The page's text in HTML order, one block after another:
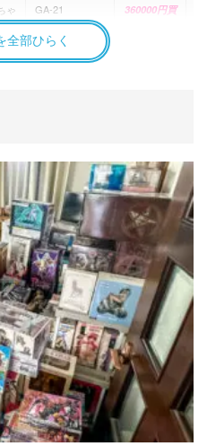
ゃ
GA-21
360000円買
取
4573102662026
176000円買
GA-64
170000円買
取
GA-37
140000円買
取
イ
GA-43
113000円買
合
4904880018307
110000円買
取
全部ひらく